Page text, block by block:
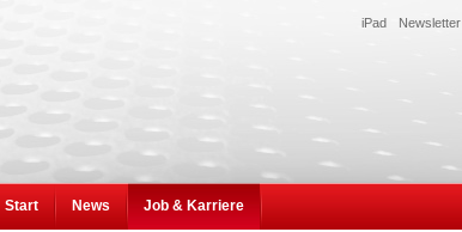
Newsletter
iPad
Start News Job & Karriere